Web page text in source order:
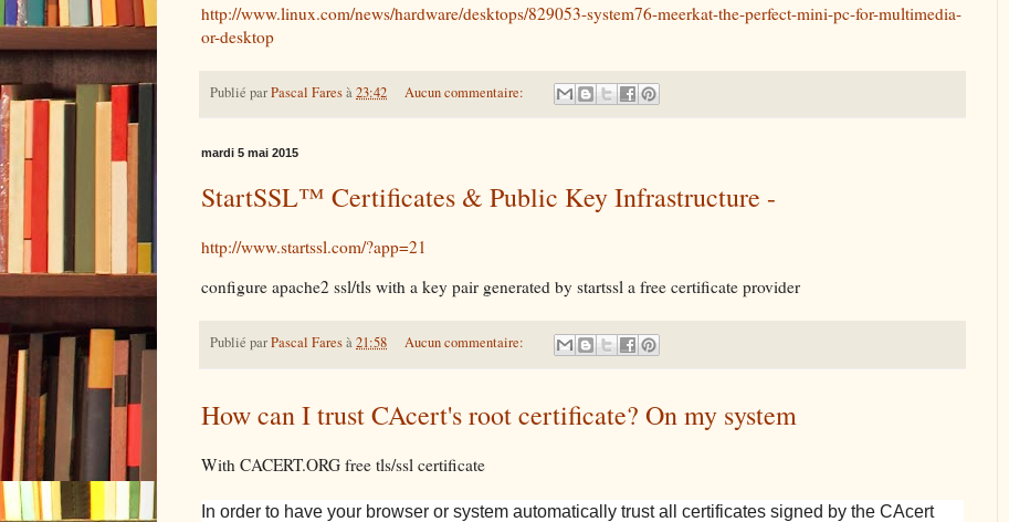
http://www.linux.com/news/hardware/desktops/829053-system76-meerkat-the-perfect-mini-pc-for-multimedia-
or-desktop
Publié parPascal Faresà23:42 Aucun commentaire:
mardi 5 mai 2015
StartSSL™ Certificates & Public Key Infrastructure -
http://www.startssl.com/?app=21
configure apache2 ssl/tls with a key pair generated by startssl a free certificate provider
Publié parPascal Faresà21:58 Aucun commentaire:
How can I trust CAcert's root certificate? On my system
With CACERT.ORG free tls/ssl certificate
In order to have your browser or system automatically trust all certificates signed by the CAcert